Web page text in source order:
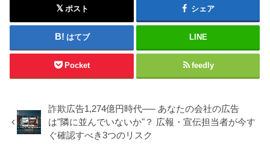
ポスト シェア
はてブ LINE
Pocket feedly
詐欺広告1,274億円時代── あなたの会社の広告
は"隣に並んでいないか"？ 広報・宣伝担当者が今す
ぐ確認すべき3つのリスク